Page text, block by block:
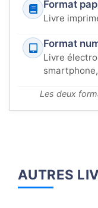
Format
Livre
Format
Livre
Les deux
AUTRES